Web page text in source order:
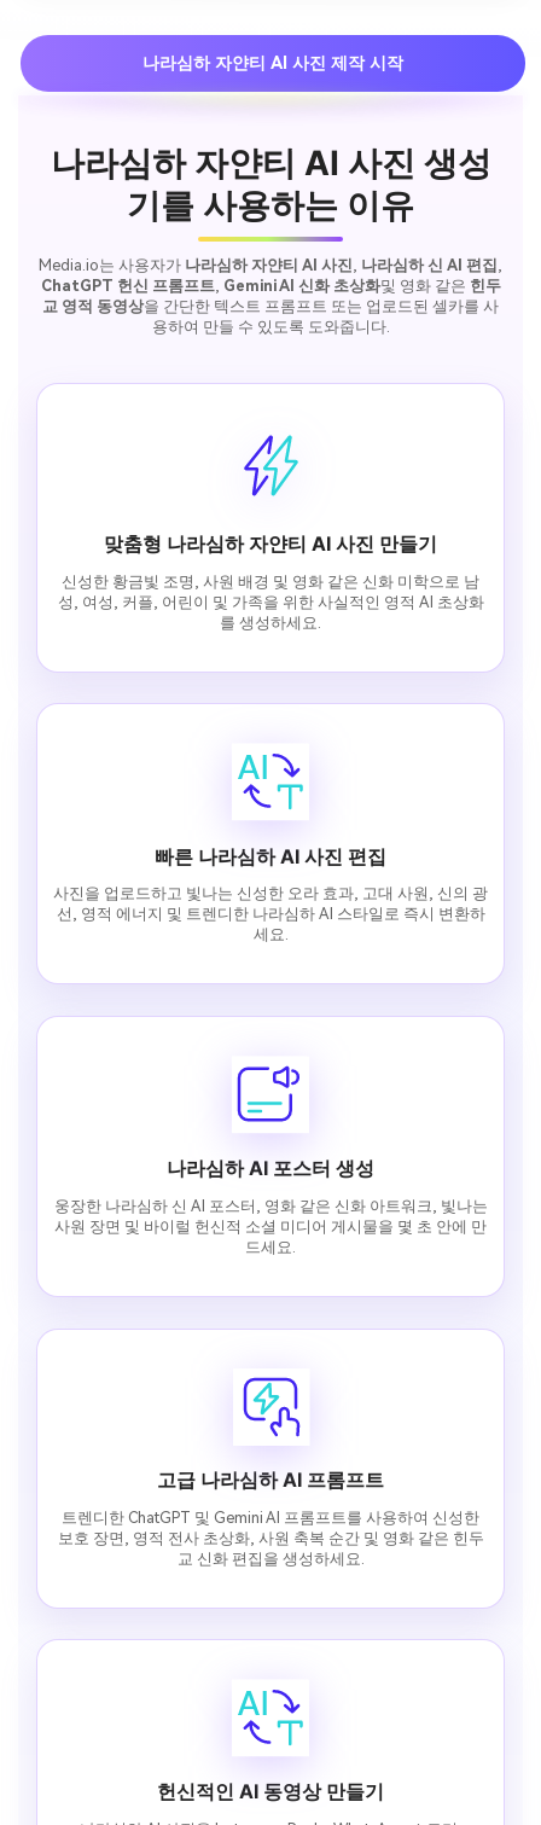
나라심하 자얀티 AI 사진 제작 시작
나라심하 자얀티 AI 사진 생성
기를 사용하는 이유
Media.io는 사용자가 나라심하 자얀티 AI 사진 나라심하 신 AI 편집
ChatGPT 헌신 프롬프트 Gemini AI 신화 초상화및 영화 같은 힌두
교 영적 동영상을 간단한 텍스트 프롬프트 또는 업로드된 셀카를 사
용하여 만들 수 있도록 도와줍니다.
맞춤형 나라심하 자얀티 AI 사진 만들기
신성한 황금빛 조명, 사원 배경 및 영화 같은 신화 미학으로 남
성, 여성, 커플, 어린이 및 가족을 위한 사실적인 영적 AI 초상화
를 생성하세요.
빠른 나라심하 AI 사진 편집
사진을 업로드하고 빛나는 신성한 오라 효과, 고대 사원, 신의 광
선, 영적 에너지 및 트렌디한 나라심하 AI 스타일로 즉시 변환하
세요.
나라심하 AI 포스터 생성
웅장한 나라심하 신 AI 포스터, 영화 같은 신화 아트워크, 빛나는
사원 장면 및 바이럴 헌신적 소셜 미디어 게시물을 몇 초 안에 만
드세요.
고급 나라심하 AI 프롬프트
트렌디한 ChatGPT 및 Gemini AI 프롬프트를 사용하여 신성한
보호 장면, 영적 전사 초상화, 사원 축복 순간 및 영화 같은 힌두
교 신화 편집을 생성하세요.
헌신적인 AI 동영상 만들기